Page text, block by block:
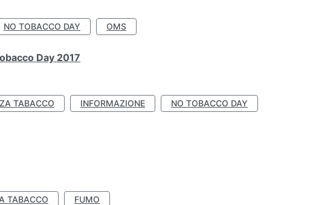
NO TOBACCO DAY OMS
Day 2017
TABACCO INFORMAZIONE
NO TOBACCO DAY
TABACCO FUMO